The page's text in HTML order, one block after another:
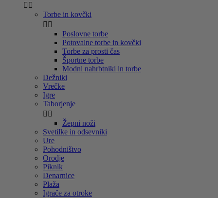
 
Torbe in kovčki
 
Poslovne torbe
Potovalne torbe in kovčki
Torbe za prosti čas
Športne torbe
Modni nahrbtniki in torbe
Dežniki
Vrečke
Igre
Taborjenje
 
Žepni noži
Svetilke in odsevniki
Ure
Pohodništvo
Orodje
Piknik
Denarnice
Plaža
Igrače za otroke